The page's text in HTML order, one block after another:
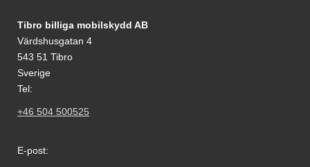
Footer-innhold Blandet informasjon og
Tibro billiga mobilskydd AB
Värdshusgatan 4
543 51 Tibro
Sverige
Tel:
+46 504 500525
E-post: